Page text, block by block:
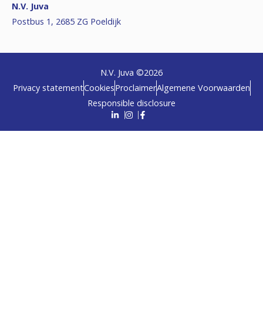
N.V. Juva
Postbus 1, 2685 ZG Poeldijk
N.V. Juva ©2026
Privacy statementCookiesProclaimerAlgemene Voorwaarden
Responsible disclosure